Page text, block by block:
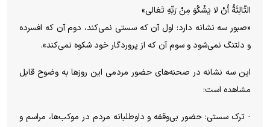
الثّالِثَةُ أَنْ لا یَشْکُوَ مِنْ رَبِّهِ تَعَالی»
«صبور سه نشانه دارد: اول آن که سستی نمی‌کند، دوم آن که افسرده
و دلتنگ نمی‌شود و سوم آن که از پروردگار خود شکوه نمی‌کند».
این سه نشانه در صحنه‌های حضور مردمی این روزها به وضوح قابل
مشاهده است:
· ترک سستی: حضور بی‌وقفه و داوطلبانه مردم در موکب‌ها، مراسم و